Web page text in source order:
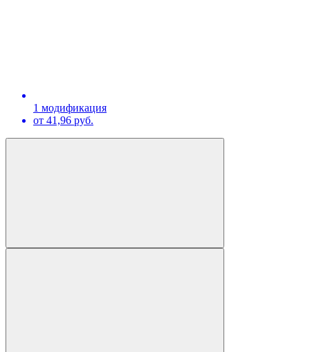
1 модификация
от 41,96 руб.